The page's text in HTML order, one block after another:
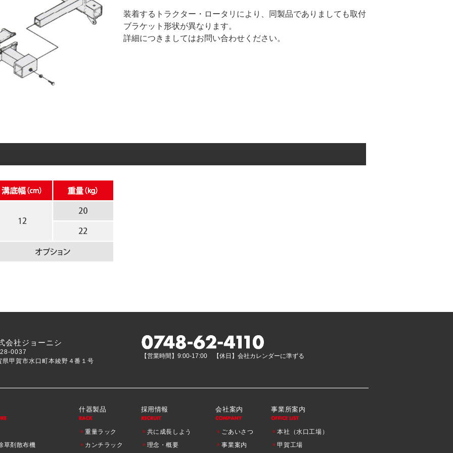
装着するトラクター・ロータリにより、同製品でありましても取付
ブラケット形状が異なります。
詳細につきましてはお問い合わせください。
草剤散布機
什器製品
重量ラック
カンチラック
採用情報
共に成長しよう
理念・概要
会社案内
ごあいさつ
事業案内
事業所案内
本社（水口工場）
甲賀工場
会社ジョーニシ
0037
県甲賀市水口町本綾野４番１号
【営業時間】9:00-17:00 【休日】会社カレンダーに準ずる